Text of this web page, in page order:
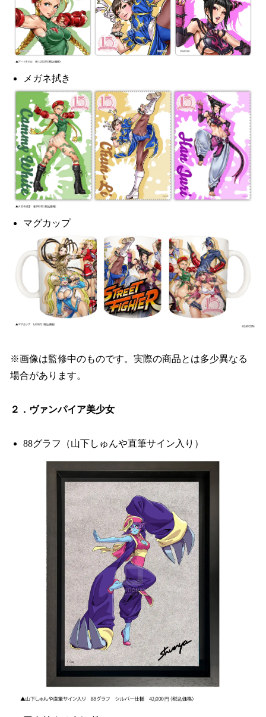
メガネ拭き
マグカップ
※画像は監修中のものです。実際の商品とは多少異なる
場合があります。
２．ヴァンパイア美少女
88グラフ（山下しゅんや直筆サイン入り）